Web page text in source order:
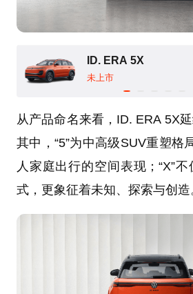
ID. ERA 5X
未上市
从产品命名来看，ID. ERA 5X延
其中，“5”为中高级SUV重塑格
人家庭出行的空间表现；“X”
式，更象征着未知、探索与创造